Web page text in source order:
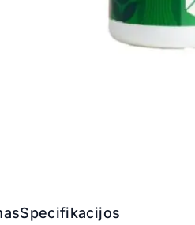
Specifikacijos